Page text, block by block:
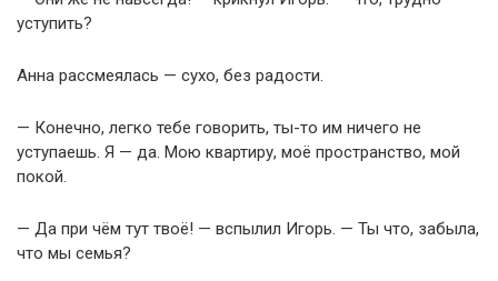
уступить?
Анна рассмеялась — сухо, без радости.
— Конечно, легко тебе говорить, ты-то им ничего не
уступаешь. Я — да. Мою квартиру, моё пространство, мой
покой.
— Да при чём тут твоё! — вспылил Игорь. — Ты что, забыла,
что мы семья?